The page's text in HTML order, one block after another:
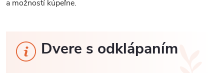
a možností kúpeľne.
Dvere s odklápaním